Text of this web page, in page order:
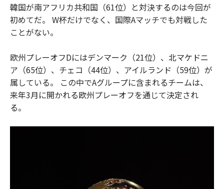
韓国が南アフリカ共和国（61位）と対決するのは今回が
初めてだ。 W杯だけでなく、国際Aマッチでも対戦した
ことがない。
欧州プレーオフDにはデンマーク（21位）、北マケドニ
ア（65位）、チェコ（44位）、アイルランド（59位）が
属している。 この中でAグループに含まれるチームは、
来年3月に開かれる欧州プレーオフを通じて決定され
る。